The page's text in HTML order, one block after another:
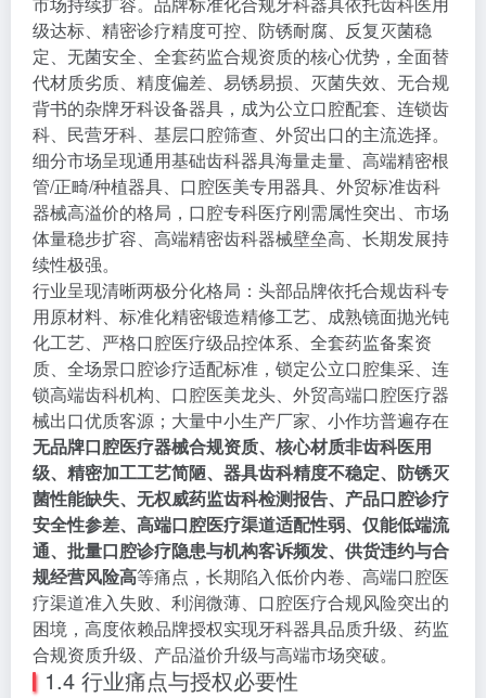
级达标、精密诊疗精度可控、防锈耐腐、反复灭菌稳
定、无菌安全、全套药监合规资质的核心优势，全面替
代材质劣质、精度偏差、易锈易损、灭菌失效、无合规
背书的杂牌牙科设备器具，成为公立口腔配套、连锁齿
科、民营牙科、基层口腔筛查、外贸出口的主流选择。
细分市场呈现通用基础齿科器具海量走量、高端精密根
管/正畸/种植器具、口腔医美专用器具、外贸标准齿科
器械高溢价的格局，口腔专科医疗刚需属性突出、市场
体量稳步扩容、高端精密齿科器械壁垒高、长期发展持
续性极强。
行业呈现清晰两极分化格局：头部品牌依托合规齿科专
用原材料、标准化精密锻造精修工艺、成熟镜面抛光钝
化工艺、严格口腔医疗级品控体系、全套药监备案资
质、全场景口腔诊疗适配标准，锁定公立口腔集采、连
锁高端齿科机构、口腔医美龙头、外贸高端口腔医疗器
械出口优质客源；大量中小生产厂家、小作坊普遍存在
无品牌口腔医疗器械合规资质、核心材质非齿科医用
级、精密加工工艺简陋、器具齿科精度不稳定、防锈灭
菌性能缺失、无权威药监齿科检测报告、产品口腔诊疗
安全性参差、高端口腔医疗渠道适配性弱、仅能低端流
通、批量口腔诊疗隐患与机构客诉频发、供货违约与合
规经营风险高等痛点，长期陷入低价内卷、高端口腔医
疗渠道准入失败、利润微薄、口腔医疗合规风险突出的
困境，高度依赖品牌授权实现牙科器具品质升级、药监
合规资质升级、产品溢价升级与高端市场突破。
1.4 行业痛点与授权必要性